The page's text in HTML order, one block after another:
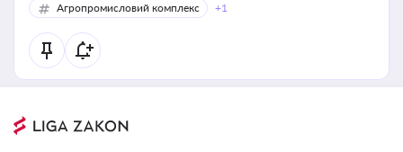
Агропромисловий комплекс
+1